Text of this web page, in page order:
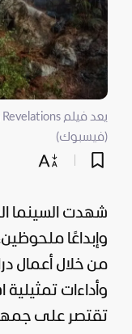
(فيسبوك)
وإبداعًا
من خلال أعمال
وأداءات تمثيلية
تقتصر على